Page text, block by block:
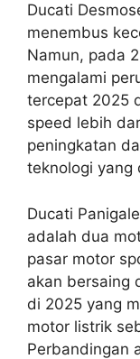
Ducati
menembus
Namun, pada
mengalami
tercepat 2025
speed lebih
peningkatan
teknologi yang
Ducati
adalah dua
pasar motor
akan bersaing
di 2025 yang
motor listrik
Perbandingan